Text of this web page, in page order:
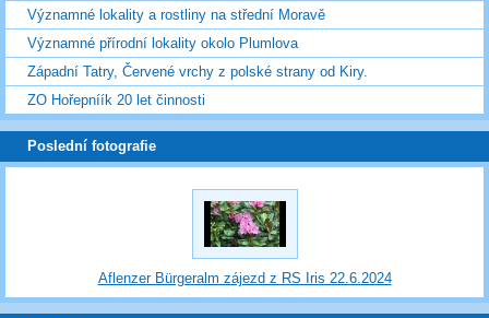
Významné lokality a rostliny na střední Moravě
Významné přírodní lokality okolo Plumlova
Západní Tatry, Červené vrchy z polské strany od Kiry.
ZO Hořepníík 20 let činnosti
Poslední fotografie
Aflenzer Bürgeralm zájezd z RS Iris 22.6.2024